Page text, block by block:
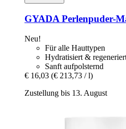
GYADA Perlenpuder-​
Neu!
Für alle Hauttypen
Hydratisiert &
Sanft aufpolsternd
€ 16,03 (€ 213,73 / l)
Zustellung bis 13. August